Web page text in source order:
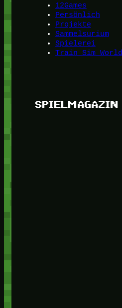
12Games
Persönlich
Projekte
Sammelsurium
Spielerei
Train Sim World
SPIELMAGAZIN